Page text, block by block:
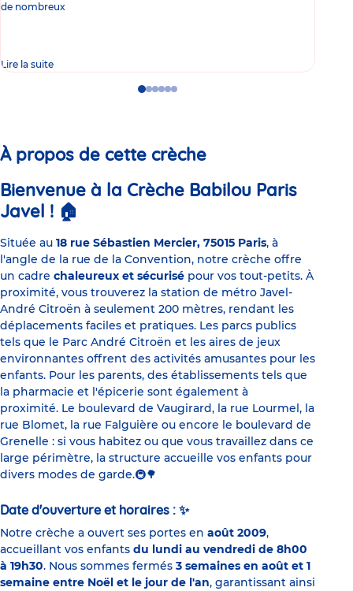
de nombreux
Lire la suite
GoGoGoGo
GoGo
À propos de cette crèche
Bienvenue à la Crèche Babilou Paris
Javel ! 🏠
Située au 18 rue Sébastien Mercier, 75015 Paris, à
l'angle de la rue de la Convention, notre crèche offre
un cadre chaleureux et sécurisé pour vos tout-petits. À
proximité, vous trouverez la station de métro Javel-
André Citroën à seulement 200 mètres, rendant les
déplacements faciles et pratiques. Les parcs publics
tels que le Parc André Citroën et les aires de jeux
environnantes offrent des activités amusantes pour les
enfants. Pour les parents, des établissements tels que
la pharmacie et l'épicerie sont également à
proximité. Le boulevard de Vaugirard, la rue Lourmel, la
rue Blomet, la rue Falguière ou encore le boulevard de
Grenelle : si vous habitez ou que vous travaillez dans ce
large périmètre, la structure accueille vos enfants pour
divers modes de garde.🚇🌳
Date d'ouverture et horaires : ✨
Notre crèche a ouvert ses portes en août 2009,
accueillant vos enfants du lundi au vendredi de 8h00
à 19h30. Nous sommes fermés 3 semaines en août et 1
semaine entre Noël et le jour de l'an, garantissant ainsi